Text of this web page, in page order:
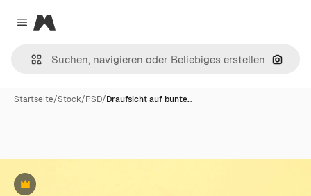
Close menu
Magnific
Nach
Startseite/Stock/PSD/Draufsicht auf bunte…
Premium